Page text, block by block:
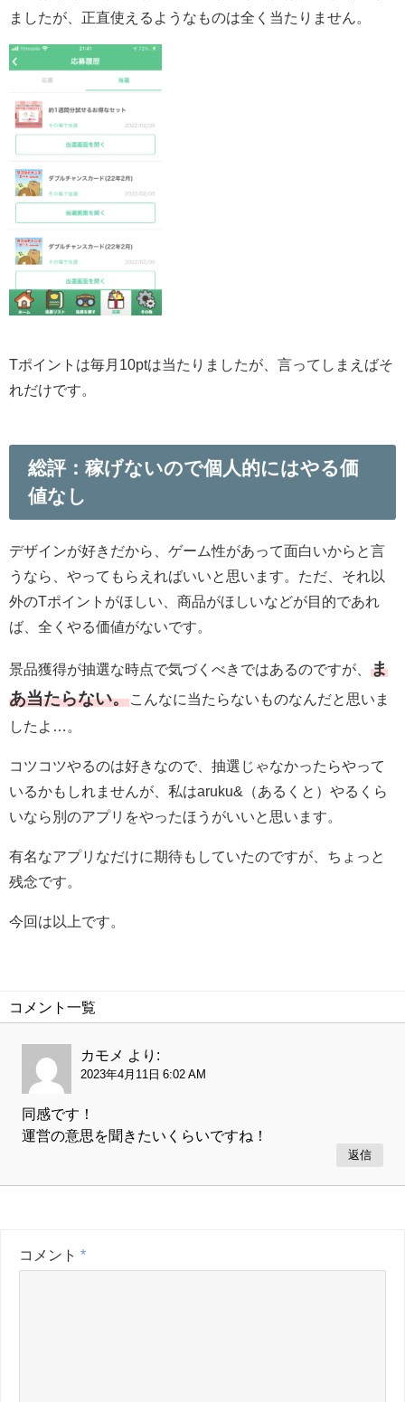
ましたが、正直使えるようなものは全く当たりません。
Tポイントは毎月10ptは当たりましたが、言ってしまえばそ
れだけです。
総評：稼げないので個人的にはやる価
値なし
デザインが好きだから、ゲーム性があって面白いからと言
うなら、やってもらえればいいと思います。ただ、それ以
外のTポイントがほしい、商品がほしいなどが目的であれ
ば、全くやる価値がないです。
景品獲得が抽選な時点で気づくべきではあるのですが、 ま
あ当たらない。こんなに当たらないものなんだと思いま
したよ…。
コツコツやるのは好きなので、抽選じゃなかったらやって
いるかもしれませんが、私はaruku&（あるくと）やるくら
いなら別のアプリをやったほうがいいと思います。
有名なアプリなだけに期待もしていたのですが、ちょっと
残念です。
今回は以上です。
コメント一覧
カモメ より:
2023年4月11日 6:02 AM
同感です！
運営の意思を聞きたいくらいですね！
返信
コメント *